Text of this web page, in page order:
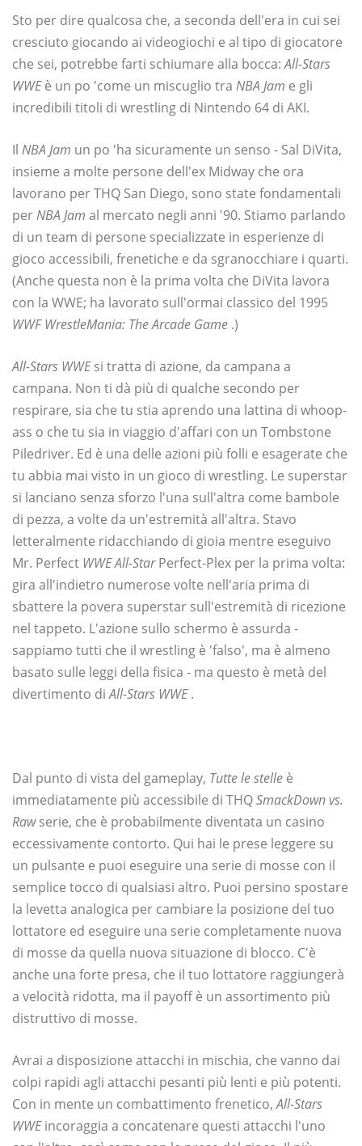
Sto per dire qualcosa che, a seconda dell'era in cui sei
cresciuto giocando ai videogiochi e al tipo di giocatore
che sei, potrebbe farti schiumare alla bocca:All-Stars
WWEè un po 'come un miscuglio tra NBA Jam e gli
incredibili titoli di wrestling di Nintendo 64 di AKI.
Il NBA Jam un po 'ha sicuramente un senso - Sal DiVita,
insieme a molte persone dell'ex Midway che ora
lavorano per THQ San Diego, sono state fondamentali
perNBA Jam al mercato negli anni '90. Stiamo parlando
di un team di persone specializzate in esperienze di
gioco accessibili, frenetiche e da sgranocchiare i quarti.
(Anche questa non è la prima volta che DiVita lavora
con la WWE; ha lavorato sull'ormai classico del 1995
WWF WrestleMania: The Arcade Game .)
All-Stars WWEsi tratta di azione, da campana a
campana. Non ti dà più di qualche secondo per
respirare, sia che tu stia aprendo una lattina di whoop-
ass o che tu sia in viaggio d'affari con un Tombstone
Piledriver. Ed è una delle azioni più folli e esagerate che
tu abbia mai visto in un gioco di wrestling. Le superstar
si lanciano senza sforzo l'una sull'altra come bambole
di pezza, a volte da un'estremità all'altra. Stavo
letteralmente ridacchiando di gioia mentre eseguivo
Mr. Perfect WWE All-StarPerfect-Plex per la prima volta:
gira all'indietro numerose volte nell'aria prima di
sbattere la povera superstar sull'estremità di ricezione
nel tappeto. L'azione sullo schermo è assurda -
sappiamo tutti che il wrestling è 'falso', ma è almeno
basato sulle leggi della fisica - ma questo è metà del
divertimento diAll-Stars WWE.
Dal punto di vista del gameplay, Tutte le stelle è
immediatamente più accessibile di THQSmackDown vs.
Rawserie, che è probabilmente diventata un casino
eccessivamente contorto. Qui hai le prese leggere su
un pulsante e puoi eseguire una serie di mosse con il
semplice tocco di qualsiasi altro. Puoi persino spostare
la levetta analogica per cambiare la posizione del tuo
lottatore ed eseguire una serie completamente nuova
di mosse da quella nuova situazione di blocco. C'è
anche una forte presa, che il tuo lottatore raggiungerà
a velocità ridotta, ma il payoff è un assortimento più
distruttivo di mosse.
Avrai a disposizione attacchi in mischia, che vanno dai
colpi rapidi agli attacchi pesanti più lenti e più potenti.
Con in mente un combattimento frenetico,All-Stars
WWEincoraggia a concatenare questi attacchi l'uno